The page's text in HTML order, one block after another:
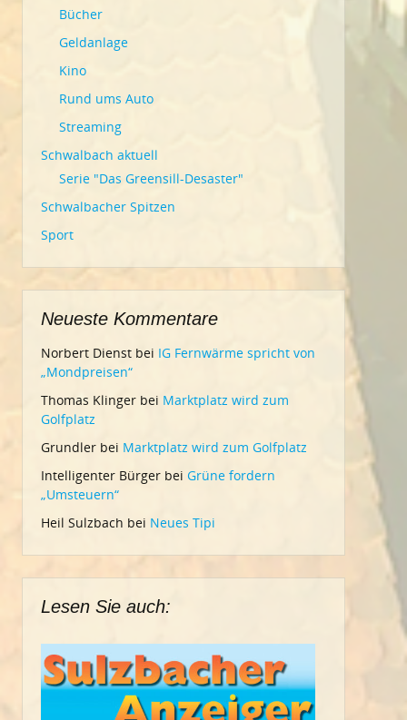
Bücher
Geldanlage
Kino
Rund ums Auto
Streaming
Schwalbach aktuell
Serie "Das Greensill-Desaster"
Schwalbacher Spitzen
Sport
Neueste Kommentare
Norbert Dienst bei IG Fernwärme spricht von
„Mondpreisen“
Thomas Klinger bei Marktplatz wird zum
Golfplatz
Grundler bei Marktplatz wird zum Golfplatz
Intelligenter Bürger bei Grüne fordern
„Umsteuern“
Heil Sulzbach bei Neues Tipi
Lesen Sie auch: